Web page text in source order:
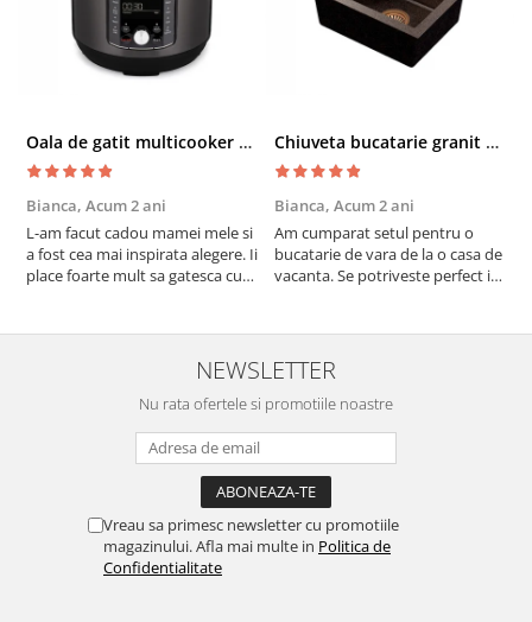
Oala de gatit multicooker 11 functii Instant Pot Pro Crisp 8 + Air Fryer 7.6 lt
Bianca, Acum 2 ani
L-am facut cadou mamei mele si
a fost cea mai inspirata alegere. Ii
place foarte mult sa gatesca cu
cratita...ma gandesc serios sa imi
cumpar si eu! Recomand mult !
Chiuveta bucatarie granit cu finisaj negru perlat/cupru Steingran Art Copper cu dozator si baterie Quadron
Bianca, Acum 2 ani
Am cumparat setul pentru o
bucatarie de vara de la o casa de
vacanta. Se potriveste perfect in
buna, recomand cu drag !
NEWSLETTER
Nu rata ofertele si promotiile noastre
Vreau sa primesc newsletter cu promotiile
magazinului. Afla mai multe in Politica de
Confidentialitate